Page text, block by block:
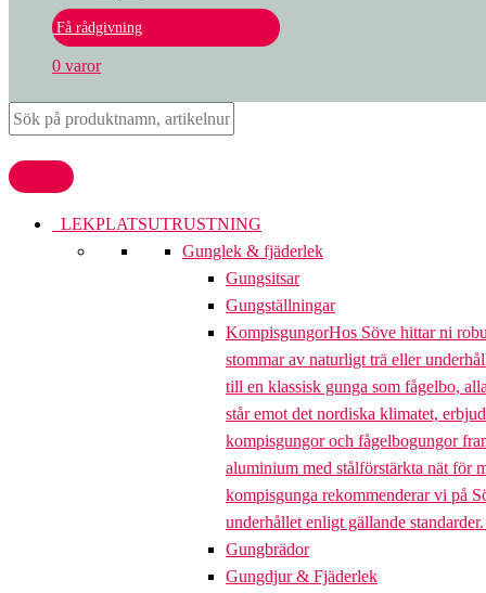
Få rådgivning
0 varor
LEKPLATSUTRUSTNING
Gunglek & fjäderlek
Gungsitsar
Gungställningar
KompisgungorHos Söve hittar ni
stommar av naturligt trä eller
till en klassisk gunga som fågelbo,
står emot det nordiska klimatet,
kompisgungor och fågelbogungor
aluminium med stålförstärkta nät för
kompisgunga rekommenderar vi på
underhållet enligt gällande
Gungbrädor
Gungdjur & Fjäderlek